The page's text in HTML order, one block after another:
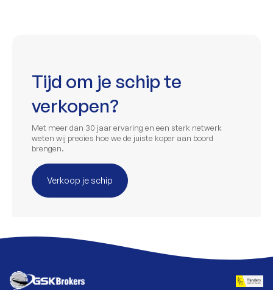
Tijd om je schip te
verkopen?
Met meer dan 30 jaar ervaring en een sterk netwerk
weten wij precies hoe we de juiste koper aan boord
brengen.
Verkoop je schip